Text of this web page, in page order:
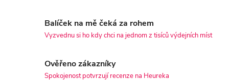
Balíček na mě čeká za rohem
Vyzvednu si ho kdy chci na jednom z tisíců výdejních míst
Ověřeno zákazníky
Spokojenost potvrzují recenze na Heureka